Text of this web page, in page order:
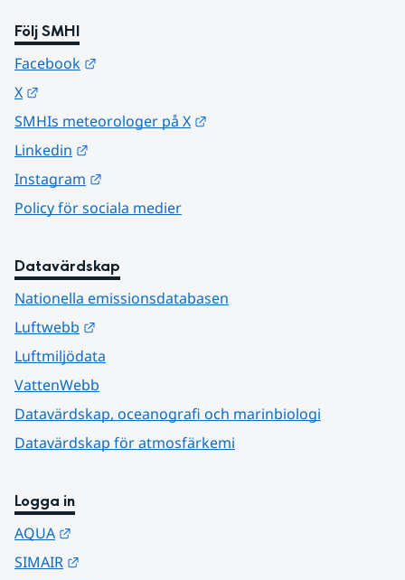
Följ SMHI
Facebook
X
SMHIs meteorologer på X
Linkedin
Instagram
Policy för sociala medier
Datavärdskap
Nationella emissionsdatabasen
Luftwebb
Luftmiljödata
VattenWebb
Datavärdskap, oceanografi och marinbiologi
Datavärdskap för atmosfärkemi
Logga in
AQUA
SIMAIR